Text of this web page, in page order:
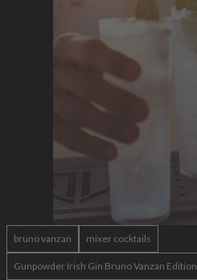
bruno vanzan mixer cocktails
Gunpowder Irish Gin Bruno Vanzan Edition